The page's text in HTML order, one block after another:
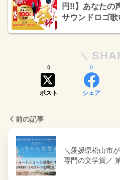
円!!】あなたの
サウンドロゴ
ポスト
0
シェア
0
前の記事
＼愛媛県松山市
専門の文学賞／